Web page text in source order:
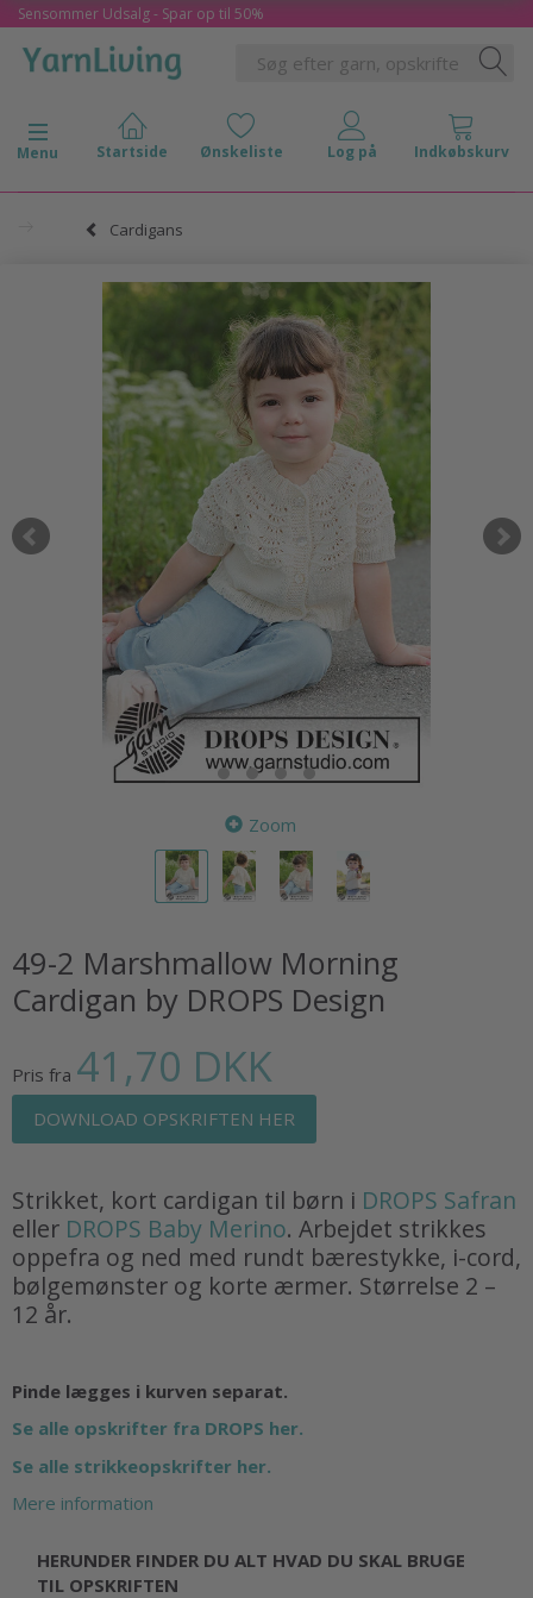
Sensommer Udsalg - Spar op til 50%
Skifte navigation
Menu
Cardigans
Zoom
49-2 Marshmallow Morning
Cardigan by DROPS Design
Pris fra 41,70 DKK
DOWNLOAD OPSKRIFTEN HER
Strikket, kort cardigan til børn i DROPS Safran
eller DROPS Baby Merino. Arbejdet strikkes
oppefra og ned med rundt bærestykke, i-cord,
bølgemønster og korte ærmer. Størrelse 2 –
12 år.
Pinde lægges i kurven separat.
Se alle opskrifter fra DROPS her.
Se alle strikkeopskrifter her.
Mere information
HERUNDER FINDER DU ALT HVAD DU SKAL BRUGE
TIL OPSKRIFTEN